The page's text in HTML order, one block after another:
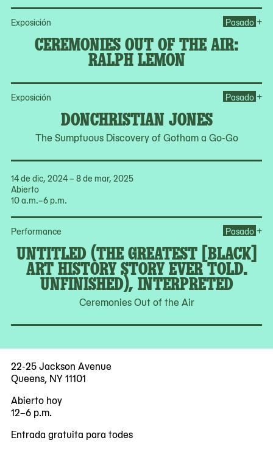
Exposición
CEREMONIES OUT OF THE AIR:
RALPH LEMON
Pasado +
Exposición
DONCHRISTIAN JONES
The Sumptuous Discovery of Gotham a Go-Go
Pasado +
14 de dic, 2024 – 8 de mar, 2025
Abierto
10 a.m.–6 p.m.
Performance
UNTITLED (THE GREATEST [BLACK]
ART HISTORY STORY EVER TOLD.
UNFINISHED), INTERPRETED
Ceremonies Out of the Air
Pasado +
22-25 Jackson Avenue
Queens, NY 11101
Abierto hoy
12–6 p.m.
Entrada gratuita para todes